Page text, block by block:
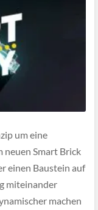
um eine
neuen Smart Brick
einen Baustein auf
miteinander
machen